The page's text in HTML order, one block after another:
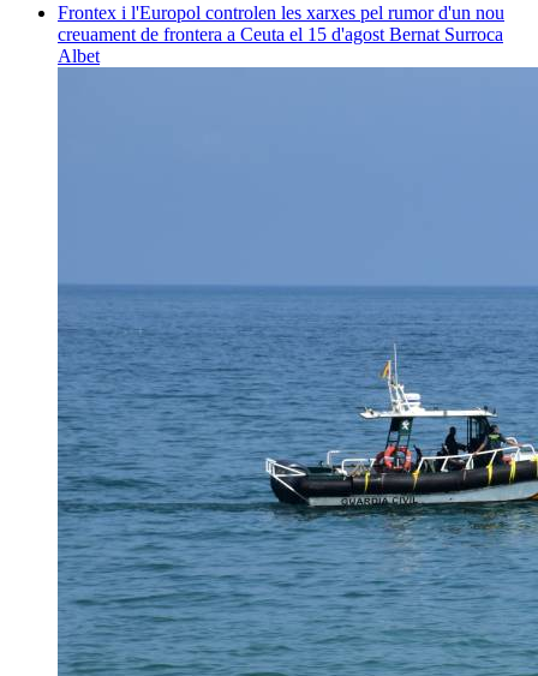
Frontex i l'Europol controlen les xarxes pel rumor d'un nou
creuament de frontera a Ceuta el 15 d'agost Bernat Surroca
Albet